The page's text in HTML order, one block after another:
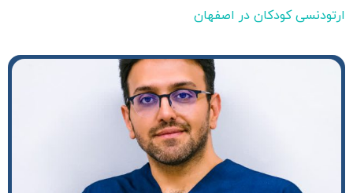
ارتودنسی کودکان در اصفهان